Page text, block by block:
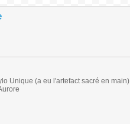
Unique (a eu l'artefact sacré en